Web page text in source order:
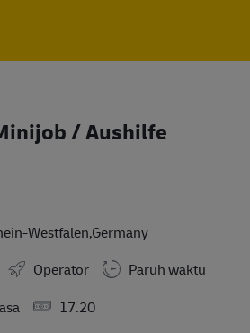
/ Aushilfe
Westfalen,Germany
Operator
Paruh waktu
17.20